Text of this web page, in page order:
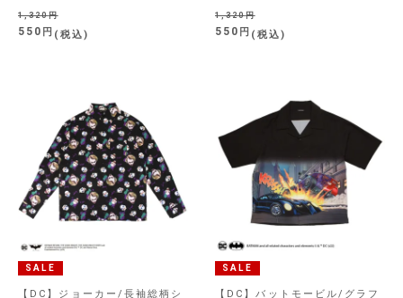
1,320
550 税込
1,320
550 税込
SALE
【DC】ジョーカー/長袖総柄シ
SALE
【DC】バットモービル/グラフ